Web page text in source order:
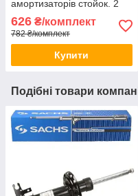
амортизаторів стойок. 2
626 ₴/комплект
782 ₴/комплект
Купити
Подібні товари